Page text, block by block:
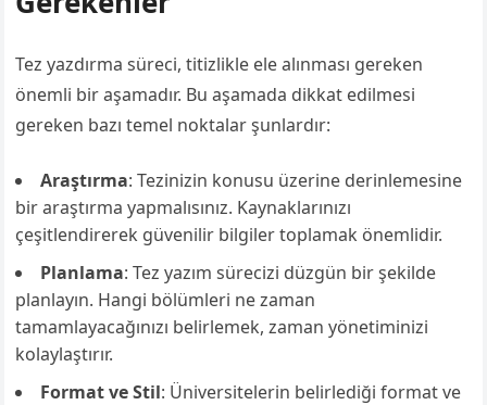
Tez yazdırma süreci, titizlikle ele alınması gereken
önemli bir aşamadır. Bu aşamada dikkat edilmesi
gereken bazı temel noktalar şunlardır:
Araştırma: Tezinizin konusu üzerine derinlemesine
bir araştırma yapmalısınız. Kaynaklarınızı
çeşitlendirerek güvenilir bilgiler toplamak önemlidir.
Planlama: Tez yazım sürecizi düzgün bir şekilde
planlayın. Hangi bölümleri ne zaman
tamamlayacağınızı belirlemek, zaman yönetiminizi
kolaylaştırır.
Format ve Stil: Üniversitelerin belirlediği format ve